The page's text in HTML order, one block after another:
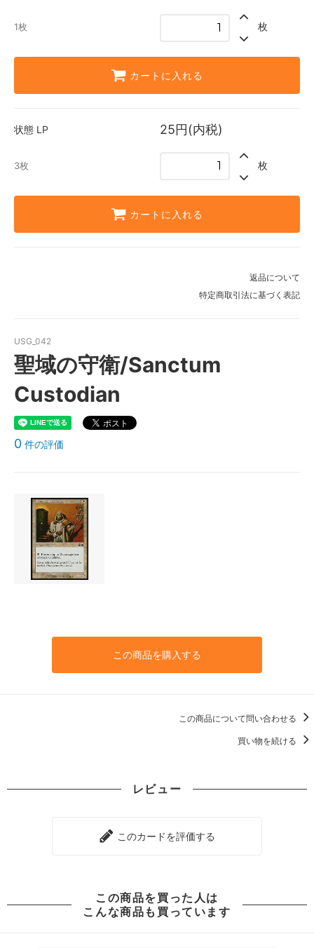
1枚 枚
カートに入れる
状態 LP 25円(内税)
3枚 枚
カートに入れる
返品について
特定商取引法に基づく表記
USG_042
聖域の守衛/Sanctum
Custodian
0 件の評価
この商品を購入する
この商品について問い合わせる
買い物を続ける
レビュー
このカードを評価する
この商品を買った人は
こんな商品も買っています